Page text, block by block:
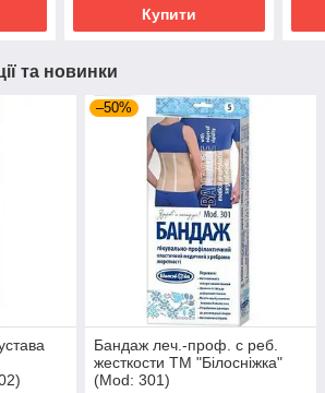
Купити
та новинки
–50%
Бандаж леч.-проф. с реб.
жесткости ТМ "Білосніжка"
(Mod: 301)